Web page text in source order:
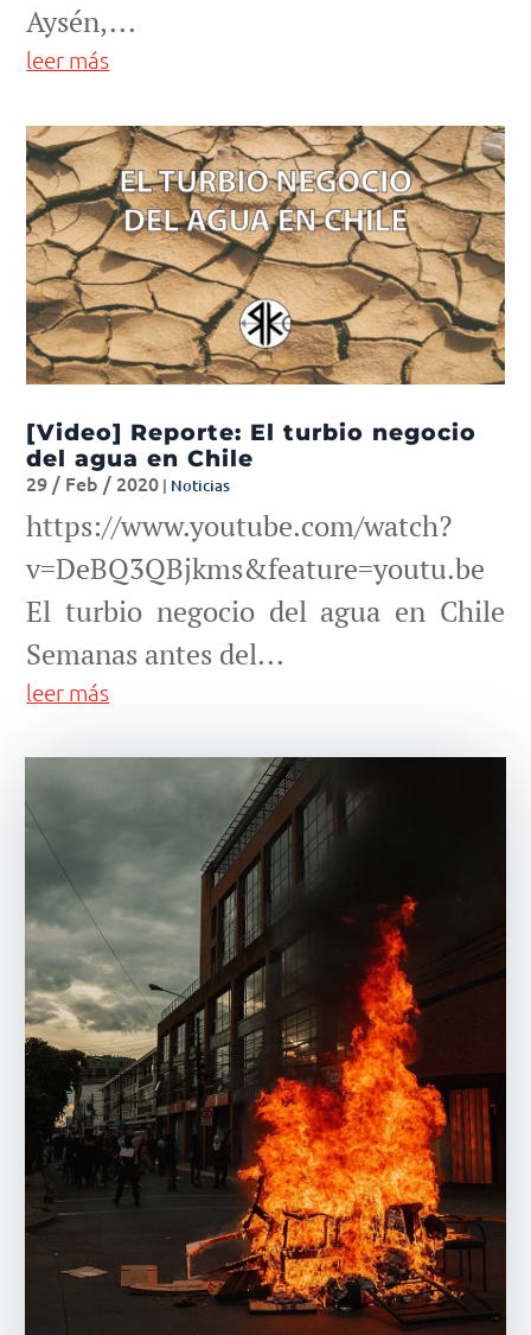
Aysén,...
leer más
[Video] Reporte: El turbio negocio
del agua en Chile
29 / Feb / 2020 | Noticias
https://www.youtube.com/watch?
v=DeBQ3QBjkms&feature=youtu.be
El turbio negocio del agua en Chile
Semanas antes del...
leer más